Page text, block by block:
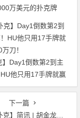
万美元的扑克牌
晓最终答案
】Day1倒数第2到主
他只用17手牌就赢
刀！
下一篇
讯 | 胡金龙在WSOP线上赛收获一条金手链